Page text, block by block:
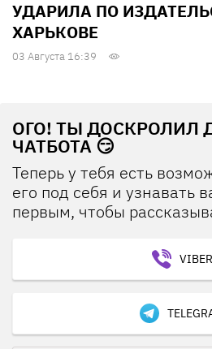
УДАРИЛА ПО
ХАРЬКОВЕ
03 Августа 16:39
ОГО! ТЫ ДОСКРОЛИЛ
ЧАТБОТА 😏
Теперь у тебя есть
его под себя и узнавать
первым, чтобы
VIBER